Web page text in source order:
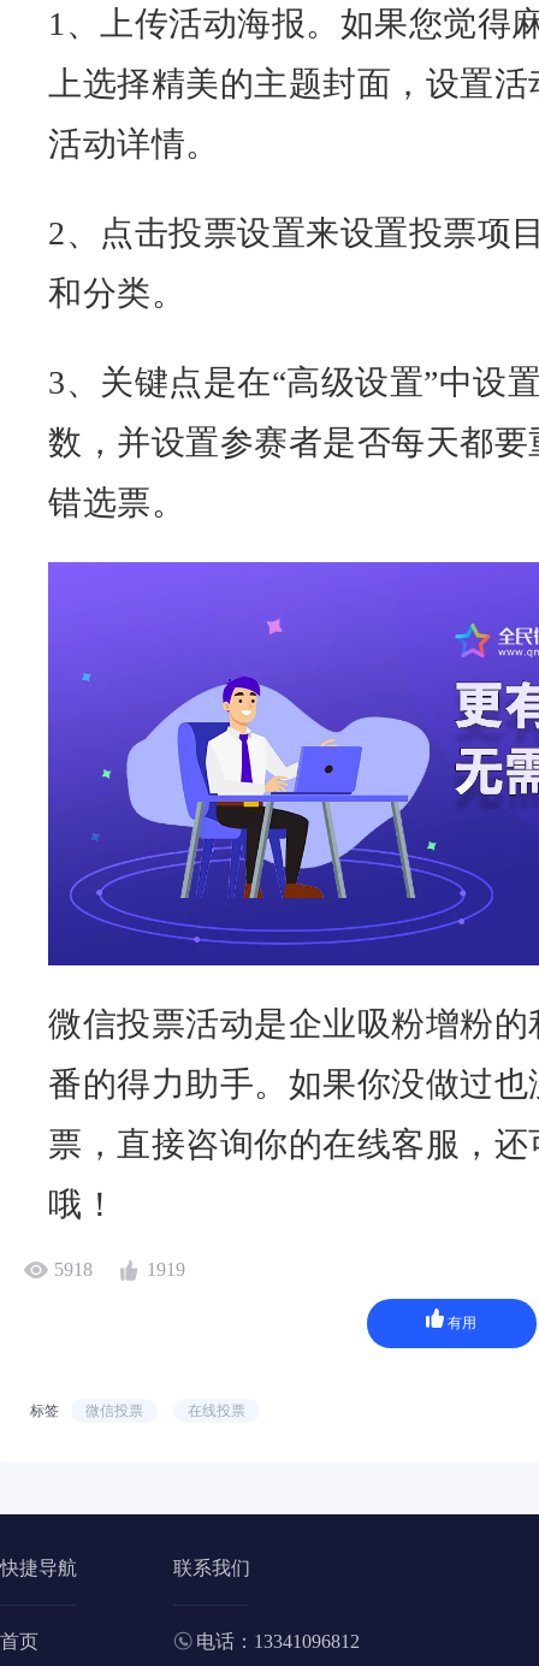
1、上传活动海报。如果您觉得
上选择精美的主题封面，设置
活动详情。
2、点击投票设置来设置投票项
和分类。
3、关键点是在“高级设置”中设
数，并设置参赛者是否每天都
错选票。
微信投票活动是企业吸粉增粉
番的得力助手。如果你没做过
票，直接咨询你的在线客服，
哦！
5918 1919
有用
标签 微信投票 在线投票
快捷导航
首页
联系我们
电话：13341096812